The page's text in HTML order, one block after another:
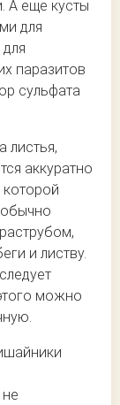
А еще кусты
для
паразитов
сульфата
листья,
аккуратно
и листву.
можно